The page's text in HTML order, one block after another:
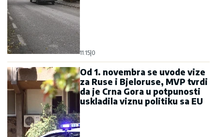
11:15|0
Od 1. novembra se uvode vize
za Ruse i Bjeloruse, MVP tvrdi
da je Crna Gora u potpunosti
uskladila viznu politiku sa EU